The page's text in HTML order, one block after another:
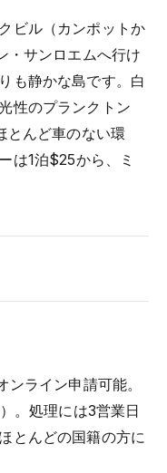
ビル（カンポットか
・サンロエムへ行け
も静かな島です。白
性のプランクトン
とんど車のない環
は1泊$25から、ミ
ライン申請可能。
。処理には3営業日
とんどの国籍の方に